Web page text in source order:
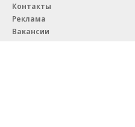
Контакты
Реклама
Вакансии